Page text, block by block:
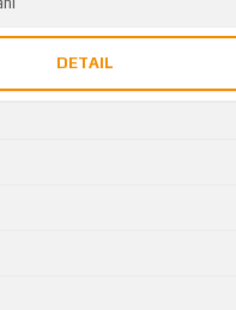
DETAIL